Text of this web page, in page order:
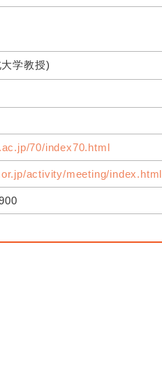
学教授)
70/index70.html
activity/meeting/index.html